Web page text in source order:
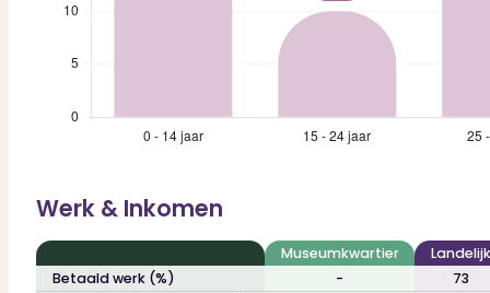
Werk & Inkomen
Museumkwartier
Landelijk
Betaald werk (%)
-
73